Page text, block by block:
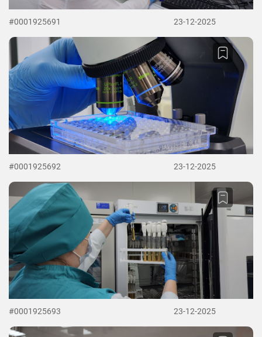
#0001925691 23-12-2025
#0001925692 23-12-2025
#0001925693 23-12-2025